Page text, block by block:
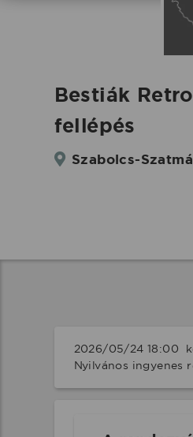
Bestiák
fellépés
Szabolcs-
2026/05/24 18:00
Nyilvános ingyenes